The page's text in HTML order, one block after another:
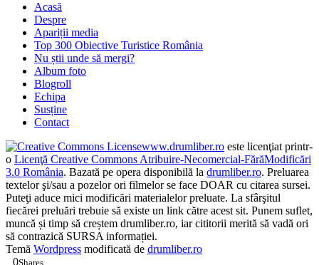
Acasă
Despre
Apariții media
Top 300 Obiective Turistice România
Nu știi unde să mergi?
Album foto
Blogroll
Echipa
Susține
Contact
www.drumliber.ro este licenţiat printr-
o Licenţă Creative Commons Atribuire-Necomercial-FărăModificări
3.0 România. Bazată pe opera disponibilă la drumliber.ro. Preluarea
textelor şi/sau a pozelor ori filmelor se face DOAR cu citarea sursei.
Puteţi aduce mici modificări materialelor preluate. La sfârşitul
fiecărei preluări trebuie să existe un link către acest sit. Punem suflet,
muncă și timp să creștem drumliber.ro, iar cititorii merită să vadă ori
să contrazică SURSA informației.
Temă Wordpress modificată de drumliber.ro
0Shares